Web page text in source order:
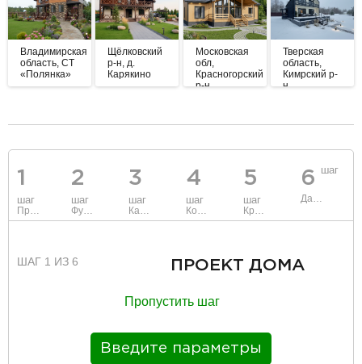
Владимирская
область, СТ
«Полянка»
Щёлковский
р-н, д.
Карякино
Московская
обл,
Красногорский
р-н,
Тверская
область,
Кимрский р-
н.
1
шаг
Проект
2
шаг
Фундамент
3
шаг
Каркас и стены
4
шаг
Коммуникации
5
шаг
Крыша
6 шаг
Данные
ШАГ 1 ИЗ 6 ПРОЕКТ ДОМА
Пропустить шаг
Введите параметры